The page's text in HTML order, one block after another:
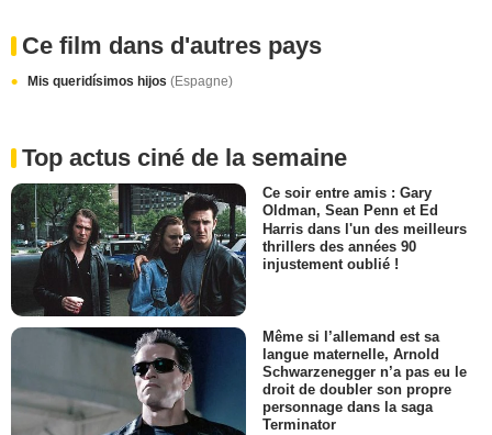
Ce film dans d'autres pays
Mis queridísimos hijos (Espagne)
Top actus ciné de la semaine
Ce soir entre amis : Gary
Oldman, Sean Penn et Ed
Harris dans l'un des meilleurs
thrillers des années 90
injustement oublié !
Même si l’allemand est sa
langue maternelle, Arnold
Schwarzenegger n’a pas eu le
droit de doubler son propre
personnage dans la saga
Terminator